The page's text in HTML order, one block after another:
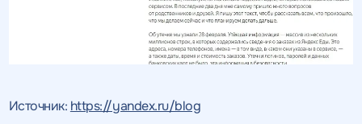
Источник: https://yandex.ru/blog